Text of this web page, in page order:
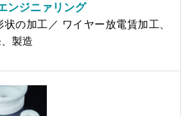
ンジニァリング
の加工／ ワイヤー放電賃加工、
製造